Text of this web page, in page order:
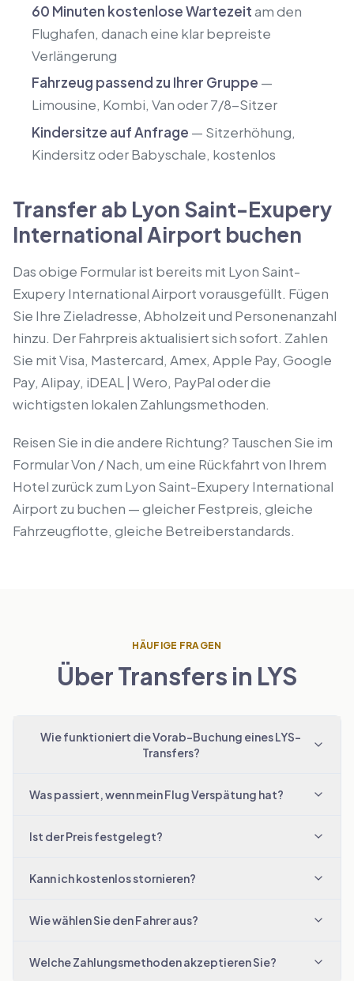
60 Minuten kostenlose Wartezeitam den
Flughafen, danach eine klar bepreiste
Verlängerung
Fahrzeug passend zu Ihrer Gruppe —
Limousine, Kombi, Van oder 7/8-Sitzer
Kindersitze auf Anfrage — Sitzerhöhung,
Kindersitz oder Babyschale, kostenlos
Transfer ab Lyon Saint-Exupery
International Airport buchen
Das obige Formular ist bereits mit Lyon Saint-
Exupery International Airport vorausgefüllt. Fügen
Sie Ihre Zieladresse, Abholzeit und Personenanzahl
hinzu. Der Fahrpreis aktualisiert sich sofort. Zahlen
Sie mit Visa, Mastercard, Amex, Apple Pay, Google
Pay, Alipay, iDEAL | Wero, PayPal oder die
wichtigsten lokalen Zahlungsmethoden.
Reisen Sie in die andere Richtung? Tauschen Sie im
Formular Von / Nach, um eine Rückfahrt von Ihrem
Hotel zurück zum Lyon Saint-Exupery International
Airport zu buchen — gleicher Festpreis, gleiche
Fahrzeugflotte, gleiche Betreiberstandards.
HÄUFIGE FRAGEN
Über Transfers in LYS
Wie funktioniert die Vorab-Buchung eines LYS-
Transfers?
Was passiert, wenn mein Flug Verspätung hat?
Ist der Preis festgelegt?
Kann ich kostenlos stornieren?
Wie wählen Sie den Fahrer aus?
Welche Zahlungsmethoden akzeptieren Sie?